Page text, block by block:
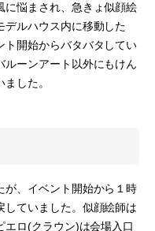
に悩まされ、急きょ似顔絵
デルハウス内に移動した
ト開始からバタバタしてい
ルーンアート以外にもけん
した。
、イベント開始から１時
ていました。似顔絵師は
ロ(クラウン)は会場入口